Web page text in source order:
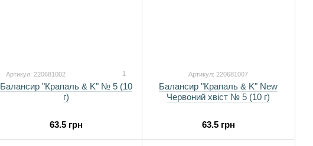
Артикул: 220681002 1
Балансир "Крапаль & K" № 5 (10
г)
63.5 грн
Артикул: 220681007
Балансир "Крапаль & K" New
Червоний хвіст № 5 (10 г)
63.5 грн